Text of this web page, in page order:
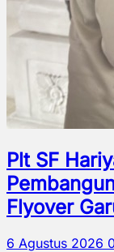
Plt SF
Flyover
6 Agustus 2026